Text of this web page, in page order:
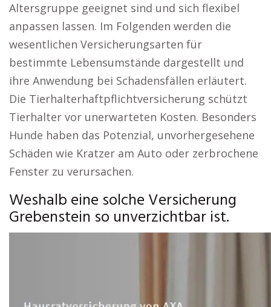
Altersgruppe geeignet sind und sich flexibel
anpassen lassen. Im Folgenden werden die
wesentlichen Versicherungsarten für
bestimmte Lebensumstände dargestellt und
ihre Anwendung bei Schadensfällen erläutert.
Die Tierhalterhaftpflichtversicherung schützt
Tierhalter vor unerwarteten Kosten. Besonders
Hunde haben das Potenzial, unvorhergesehene
Schäden wie Kratzer am Auto oder zerbrochene
Fenster zu verursachen.
Weshalb eine solche Versicherung
Grebenstein so unverzichtbar ist.